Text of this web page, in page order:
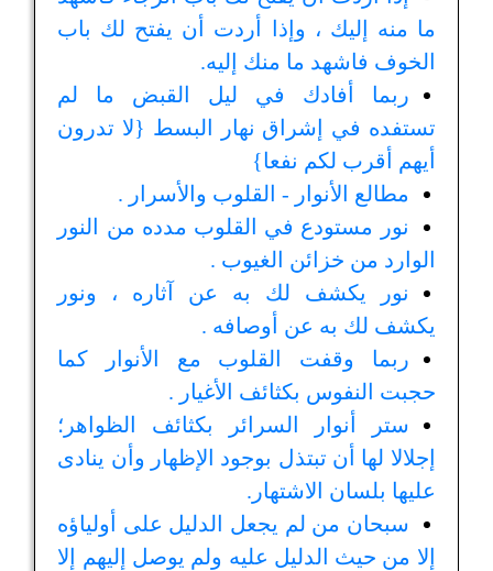
ما منه إليك ، وإذا أردت أن يفتح لك باب
الخوف فاشهد ما منك إليه.
ربما أفادك في ليل القبض ما لم
تستفده في إشراق نهار البسط {لا تدرون
أيهم أقرب لكم نفعا}
مطالع الأنوار - القلوب والأسرار .
نور مستودع في القلوب مدده من النور
الوارد من خزائن الغيوب .
نور يكشف لك به عن آثاره ، ونور
يكشف لك به عن أوصافه .
ربما وقفت القلوب مع الأنوار كما
حجبت النفوس بكثائف الأغيار .
ستر أنوار السرائر بكثائف الظواهر؛
إجلالا لها أن تبتذل بوجود الإظهار وأن ينادى
عليها بلسان الاشتهار.
سبحان من لم يجعل الدليل على أولياؤه
إلا من حيث الدليل عليه ولم يوصل إليهم إلا